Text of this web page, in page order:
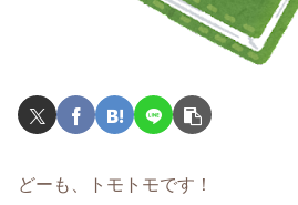
どーも、トモトモです！